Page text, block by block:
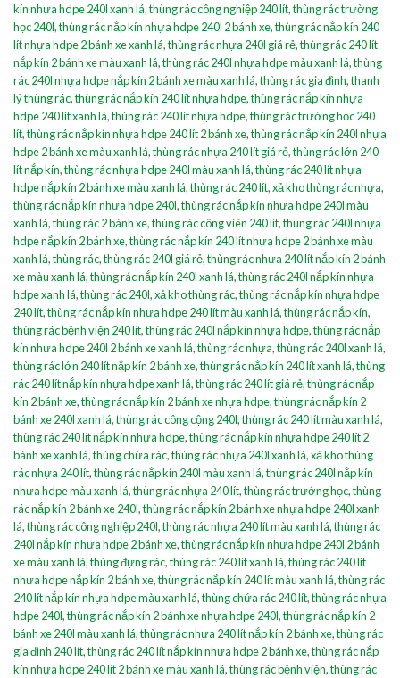
kín nhựa hdpe 240l xanh lá,thùng rác công nghiệp 240 lít,thùng rác trường
học 240l,thùng rác nắp kín nhựa hdpe 240l 2 bánh xe,thùng rác nắp kín 240
lít nhựa hdpe 2 bánh xe xanh lá,thùng rác nhựa 240l giá rẻ,thùng rác 240 lít
nắp kín 2 bánh xe màu xanh lá,thùng rác 240l nhựa hdpe màu xanh lá,thùng
rác 240l nhựa hdpe nắp kín 2 bánh xe màu xanh lá,thùng rác gia đình,thanh
lý thùng rác,thùng rác nắp kín 240 lít nhựa hdpe,thùng rác nắp kín nhựa
hdpe 240 lít xanh lá,thùng rác 240 lít nhựa hdpe,thùng rác trường học 240
lít,thùng rác nắp kín nhựa hdpe 240 lít 2 bánh xe,thùng rác nắp kín 240l nhựa
hdpe 2 bánh xe màu xanh lá,thùng rác nhựa 240 lít giá rẻ,thùng rác lớn 240
lít nắp kín,thùng rác nhựa hdpe 240l màu xanh lá,thùng rác 240 lít nhựa
hdpe nắp kín 2 bánh xe màu xanh lá,thùng rác 240 lít,xả kho thùng rác nhựa,
thùng rác nắp kín nhựa hdpe 240l,thùng rác nắp kín nhựa hdpe 240l màu
xanh lá,thùng rác 2 bánh xe,thùng rác công viên 240 lít,thùng rác 240l nhựa
hdpe nắp kín 2 bánh xe,thùng rác nắp kín 240 lít nhựa hdpe 2 bánh xe màu
xanh lá,thùng rác,thùng rác 240l giá rẻ,thùng rác nhựa 240 lít nắp kín 2 bánh
xe màu xanh lá,thùng rác nắp kín 240l xanh lá,thùng rác 240l nắp kín nhựa
hdpe xanh lá,thùng rác 240l,xả kho thùng rác,thùng rác nắp kín nhựa hdpe
240 lít,thùng rác nắp kín nhựa hdpe 240 lít màu xanh lá,thùng rác nắp kín,
thùng rác bệnh viện 240 lít,thùng rác 240l nắp kín nhựa hdpe,thùng rác nắp
kín nhựa hdpe 240l 2 bánh xe xanh lá,thùng rác nhựa,thùng rác 240l xanh lá,
thùng rác lớn 240 lít nắp kín 2 bánh xe,thùng rác nắp kín 240 lít xanh lá,thùng
rác 240 lít nắp kín nhựa hdpe xanh lá,thùng rác 240 lít giá rẻ,thùng rác nắp
kín 2 bánh xe,thùng rác nắp kín 2 bánh xe nhựa hdpe,thùng rác nắp kín 2
bánh xe 240l xanh lá,thùng rác công cộng 240l,thùng rác 240 lít màu xanh lá,
thùng rác 240 lít nắp kín nhựa hdpe,thùng rác nắp kín nhựa hdpe 240 lít 2
bánh xe xanh lá,thùng chứa rác,thùng rác nhựa 240l xanh lá,xả kho thùng
rác nhựa 240 lít,thùng rác nắp kín 240l màu xanh lá,thùng rác 240l nắp kín
nhựa hdpe màu xanh lá,thùng rác nhựa 240 lít,thùng rác trướng học,thùng
rác nắp kín 2 bánh xe 240l,thùng rác nắp kín 2 bánh xe nhựa hdpe 240l xanh
lá,thùng rác công nghiệp 240l,thùng rác nhựa 240 lít màu xanh lá,thùng rác
240l nắp kín nhựa hdpe 2 bánh xe,thùng rác nắp kín nhựa hdpe 240l 2 bánh
xe màu xanh lá,thùng đựng rác,thùng rác 240 lít xanh lá,thùng rác 240 lít
nhựa hdpe nắp kín 2 bánh xe,thùng rác nắp kín 240 lít màu xanh lá,thùng rác
240 lít nắp kín nhựa hdpe màu xanh lá,thùng chứa rác 240 lít,thùng rác nhựa
hdpe 240l,thùng rác nắp kín 2 bánh xe nhựa hdpe 240l,thùng rác nắp kín 2
bánh xe 240l màu xanh lá,thùng rác nhựa 240 lít nắp kín 2 bánh xe,thùng rác
gia đình 240 lít,thùng rác 240 lít nắp kín nhựa hdpe 2 bánh xe,thùng rác nắp
kín nhựa hdpe 240 lít 2 bánh xe màu xanh lá,thùng rác bệnh viện,thùng rác